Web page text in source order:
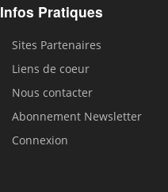
Infos Pratiques
Sites Partenaires
Liens de coeur
Nous contacter
Abonnement Newsletter
Connexion